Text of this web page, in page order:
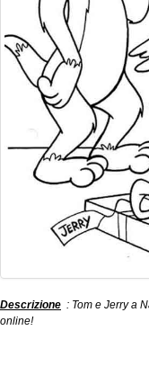
Descrizione : Tom e Jerry a
online!